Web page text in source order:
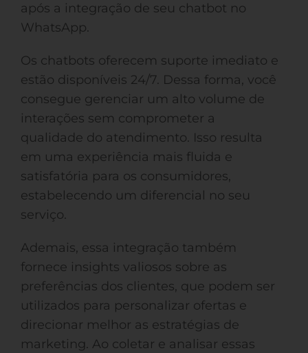
após a integração de seu chatbot no
WhatsApp.
Os chatbots oferecem suporte imediato e
estão disponíveis 24/7. Dessa forma, você
consegue gerenciar um alto volume de
interações sem comprometer a
qualidade do atendimento. Isso resulta
em uma experiência mais fluida e
satisfatória para os consumidores,
estabelecendo um diferencial no seu
serviço.
Ademais, essa integração também
fornece insights valiosos sobre as
preferências dos clientes, que podem ser
utilizados para personalizar ofertas e
direcionar melhor as estratégias de
marketing. Ao coletar e analisar essas